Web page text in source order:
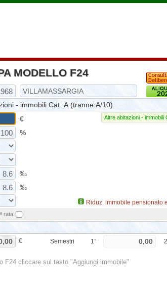
MODELLO F24
Altre abitazioni - immobili
€
%
‰
‰
Riduz. immobile pensionato
rata
€ Semestri 1°
F24 cliccare sul tasto "Aggiungi immobile"